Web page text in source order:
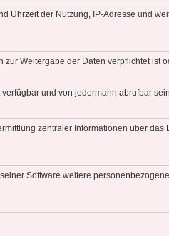
Uhrzeit der Nutzung, IP-Adresse und
Weitergabe der Daten verpflichtet ist
und von jedermann abrufbar
zentraler Informationen über das
Software weitere